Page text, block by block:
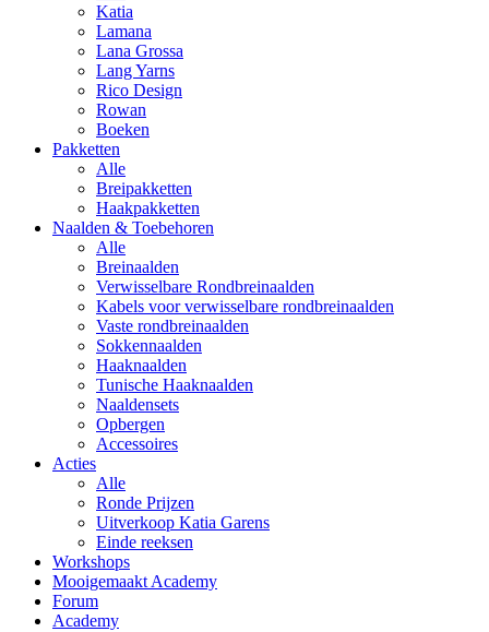
Katia
Lamana
Lana Grossa
Lang Yarns
Rico Design
Rowan
Boeken
Pakketten
Alle
Breipakketten
Haakpakketten
Naalden & Toebehoren
Alle
Breinaalden
Verwisselbare Rondbreinaalden
Kabels voor verwisselbare rondbreinaalden
Vaste rondbreinaalden
Sokkennaalden
Haaknaalden
Tunische Haaknaalden
Naaldensets
Opbergen
Accessoires
Acties
Alle
Ronde Prijzen
Uitverkoop Katia Garens
Einde reeksen
Workshops
Mooigemaakt Academy
Forum
Academy